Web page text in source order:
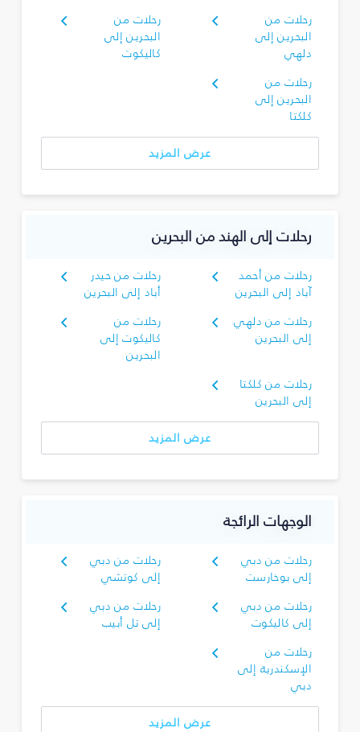
رحلات من
البحرين إلى
دلهي
رحلات من
البحرين إلى
كاليكوت
رحلات من
البحرين إلى
كلكتا
عرض المزيد
رحلات إلى الهند من البحرين
رحلات من أحمد
آباد إلى البحرين
رحلات من حيدر
أباد إلى البحرين
رحلات من دلهي
إلى البحرين
رحلات من
كاليكوت إلى
البحرين
رحلات من كلكتا
إلى البحرين
عرض المزيد
الوجهات الرائجة
رحلات من دبي
إلى بوخارست
رحلات من دبي
إلى كوتشي
رحلات من دبي
إلى كاليكوت
رحلات من دبي
إلى تل أبيب
رحلات من
الإسكندرية إلى
دبي
عرض المزيد